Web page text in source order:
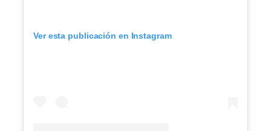
Ver esta publicación en Instagram